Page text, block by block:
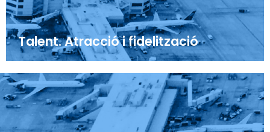
Talent. Atracció i fidelització